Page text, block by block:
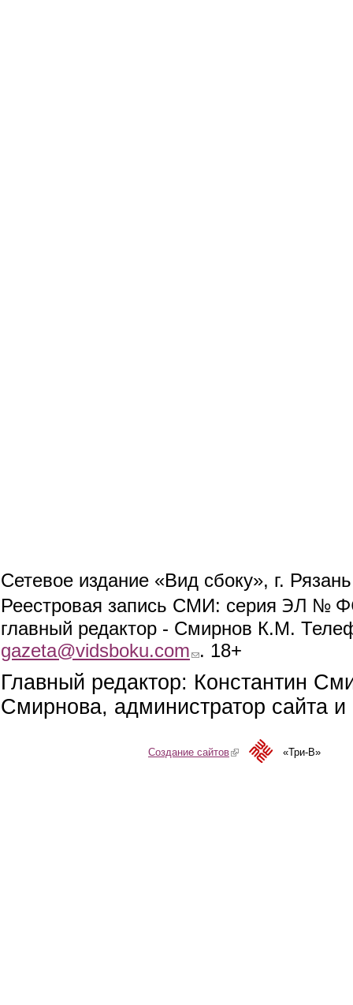
Сетевое издание «Вид сбоку», г.
Реестровая запись СМИ: серия ЭЛ №
главный редактор - Смирнов К.М.
gazeta@vidsboku.com (link sends e-mail)
. 18+
Главный редактор: Константин
Смирнова, администратор сайта
Создание сайтов(link is external)«Три-В»